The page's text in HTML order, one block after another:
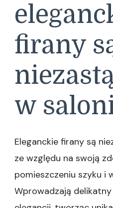
firany
w
Eleganckie firany są
ze względu na swoją
pomieszczeniu szyku i
Wprowadzają